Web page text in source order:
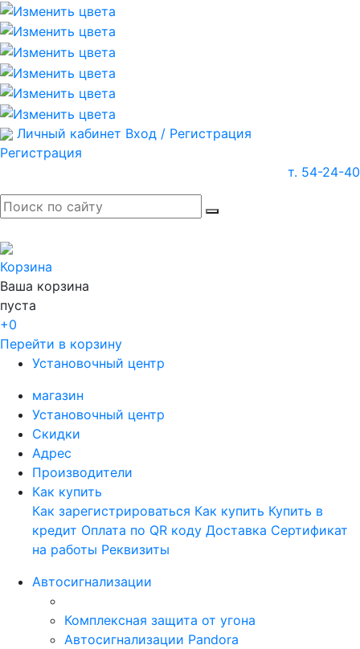
Личный кабинет Вход / Регистрация
Регистрация
т. 54-24-40
Корзина
Ваша корзина
пуста
+0
Перейти в корзину
Установочный центр
магазин
Установочный центр
Скидки
Адрес
Производители
Как купить
Как зарегистрироваться Как купить Купить в
кредит Оплата по QR коду Доставка Сертификат
на работы Реквизиты
Автосигнализации
Комплексная защита от угона
Автосигнализации Pandora